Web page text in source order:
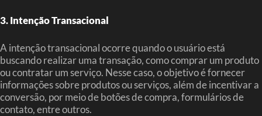
3. Intenção Transacional
A intenção transacional ocorre quando o usuário está
buscando realizar uma transação, como comprar um produto
ou contratar um serviço. Nesse caso, o objetivo é fornecer
informações sobre produtos ou serviços, além de incentivar a
conversão, por meio de botões de compra, formulários de
contato, entre outros.